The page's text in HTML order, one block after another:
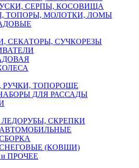
СЕРПЫ, КОСОВИЩА
ТОПОРЫ, МОЛОТКИ, ЛОМЫ
СЕКАТОРЫ, СУЧКОРЕЗЫ
РУЧКИ, ТОПОРОЩЕ
ДЛЯ РАССАДЫ
СКРЕПКИ
(КОВШИ)
ПРОЧЕЕ